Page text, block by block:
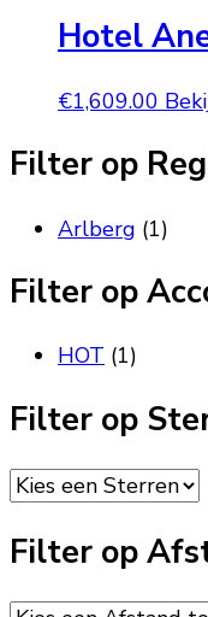
Hotel
€1,609.00
Filter op
Arlberg (1)
Filter op
HOT (1)
Filter op
Filter op